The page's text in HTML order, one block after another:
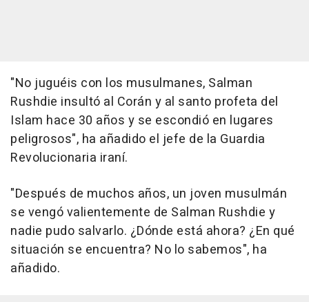
"No juguéis con los musulmanes, Salman
Rushdie insultó al Corán y al santo profeta del
Islam hace 30 años y se escondió en lugares
peligrosos", ha añadido el jefe de la Guardia
Revolucionaria iraní.
"Después de muchos años, un joven musulmán
se vengó valientemente de Salman Rushdie y
nadie pudo salvarlo. ¿Dónde está ahora? ¿En qué
situación se encuentra? No lo sabemos", ha
añadido.